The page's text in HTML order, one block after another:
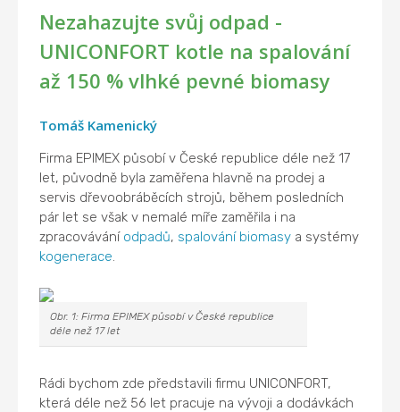
Nezahazujte svůj odpad -
UNICONFORT kotle na spalování
až 150 % vlhké pevné biomasy
Tomáš Kamenický
Firma EPIMEX působí v České republice déle než 17
let, původně byla zaměřena hlavně na prodej a
servis dřevoobráběcích strojů, během posledních
pár let se však v nemalé míře zaměřila i na
zpracovávání odpadů, spalování biomasy a systémy
kogenerace.
Obr. 1: Firma EPIMEX působí v České republice
déle než 17 let
Rádi bychom zde představili firmu UNICONFORT,
která déle než 56 let pracuje na vývoji a dodávkách